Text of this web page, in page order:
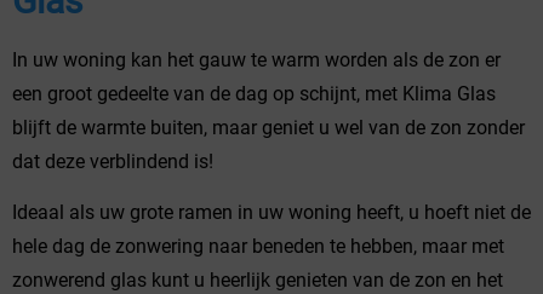
In uw woning kan het gauw te warm worden als de zon er
een groot gedeelte van de dag op schijnt, met Klima Glas
blijft de warmte buiten, maar geniet u wel van de zon zonder
dat deze verblindend is!
Ideaal als uw grote ramen in uw woning heeft, u hoeft niet de
hele dag de zonwering naar beneden te hebben, maar met
zonwerend glas kunt u heerlijk genieten van de zon en het